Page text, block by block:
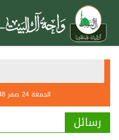
الجمعة 24 صفر 1448 هـ | 7 أغسطس 2026 ر
رسائل